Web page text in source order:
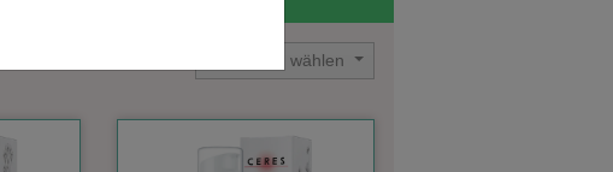
Sortierung wählen